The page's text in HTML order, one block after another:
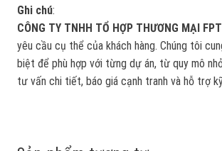
Ghi chú:
CÔNG TY TNHH TỔ HỢP THƯƠNG MẠI FPT
yêu cầu cụ thể của khách hàng. Chúng tôi
biệt để phù hợp với từng dự án, từ quy mô
tư vấn chi tiết, báo giá cạnh tranh và hỗ trợ